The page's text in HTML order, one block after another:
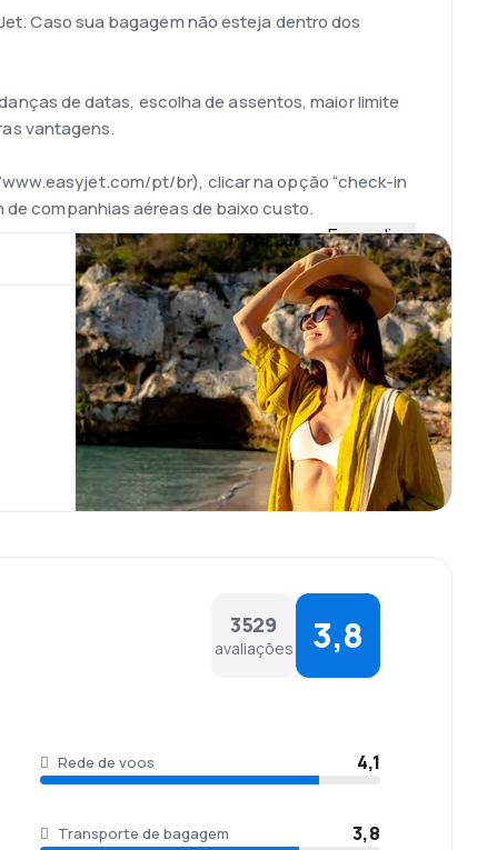
Caso sua bagagem não esteja dentro dos
de datas, escolha de assentos, maior limite
vantagens.
pt/br), clicar na opção “check-in
de companhias aéreas de baixo custo.
onde se guardavam as refeições
dentro da categoria low cost (baixo custo).
maior aeroporto da capital da Inglaterra, e
cardápio que possibilita ao passageiro comprar o
Expandir
3529
avaliações 3,8
Rede de voos 4,1
Transporte de bagagem 3,8